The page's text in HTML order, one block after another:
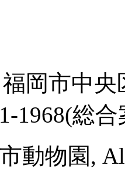
岡市中央
1968(総
動物園,